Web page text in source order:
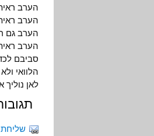
הערב
הערב
הערב גם
הערב
סביבם
הלוואי
לאן
שליחת